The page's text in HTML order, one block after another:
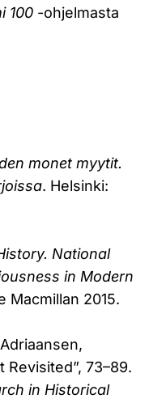
100 -ohjelmasta
monet myytit.
. Helsinki:
National
in Modern
Macmillan 2015.
Revisited”, 73–89.
in Historical